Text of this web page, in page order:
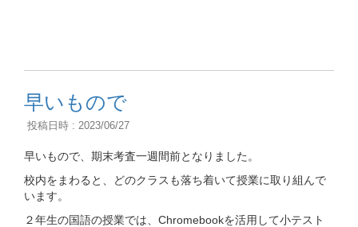
早いもので
投稿日時 : 2023/06/27
早いもので、期末考査一週間前となりました。
校内をまわると、どのクラスも落ち着いて授業に取り組んで
います。
２年生の国語の授業では、Chromebookを活用して小テスト